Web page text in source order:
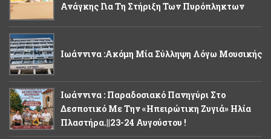
Ανάγκης Για Τη Στήριξη Των Πυρόπληκτων
Ιωάννινα :Ακόμη Μία Σύλληψη Λόγω Μουσικής
Ιωάννινα : Παραδοσιακό Πανηγύρι Στο
Δεσποτικό Με Την «Ηπειρώτικη Ζυγιά» Ηλία
Πλαστήρα.||23-24 Αυγούστου !